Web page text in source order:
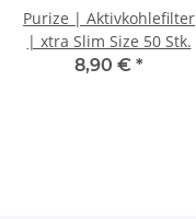
Purize | Aktivkohlefilter
| xtra Slim Size 50 Stk.
8,90 € *